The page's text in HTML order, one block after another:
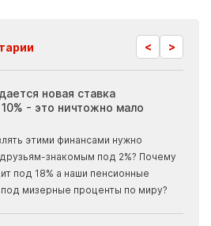
< >
новая ставка
- это ничтожно мало
этими финансами нужно
знакомым под 2%? Почему
под 18% а наши пенсионные
мизерные проценты по миру?